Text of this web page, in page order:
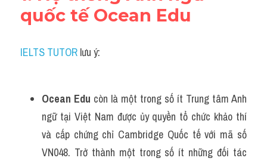
quốc tế Ocean Edu
IELTS TUTOR lưu ý:
Ocean Edu còn là một trong số ít Trung tâm Anh
ngữ tại Việt Nam được ủy quyền tổ chức khảo thí
và cấp chứng chỉ Cambridge Quốc tế với mã số
VN048. Trở thành một trong số ít những đối tác